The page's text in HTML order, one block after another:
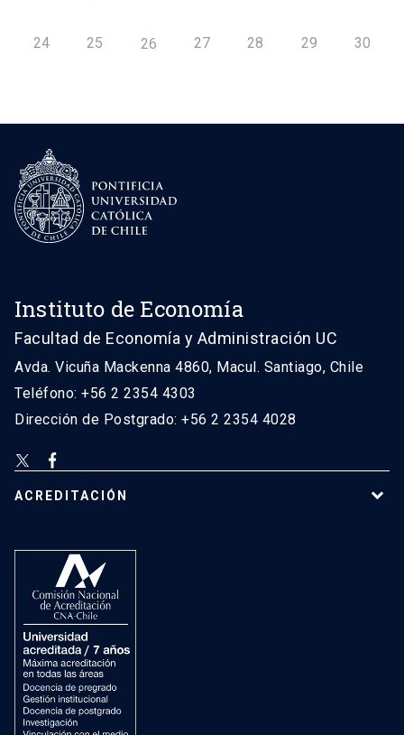
24 25 26 27 28 29 30
Instituto de Economía
Facultad de Economía y Administración UC
Avda. Vicuña Mackenna 4860, Macul. Santiago, Chile
Teléfono: +56 2 2354 4303
Dirección de Postgrado: +56 2 2354 4028
ACREDITACIÓN